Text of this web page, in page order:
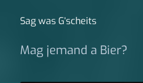
Sag was G‘scheits
Mag jemand a Bier?